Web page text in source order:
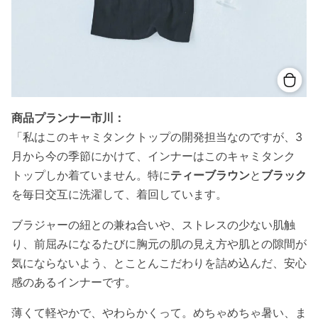
商品プランナー市川：
「私はこのキャミタンクトップの開発担当なのですが、3
月から今の季節にかけて、インナーはこのキャミタンク
トップしか着ていません。特にティーブラウンと ブラック
を毎日交互に洗濯して、着回しています。
ブラジャーの紐との兼ね合いや、ストレスの少ない肌触
り、前屈みになるたびに胸元の肌の見え方や肌との隙間が
気にならないよう、とことんこだわりを詰め込んだ、安心
感のあるインナーです。
薄くて軽やかで、やわらかくって。めちゃめちゃ暑い、ま